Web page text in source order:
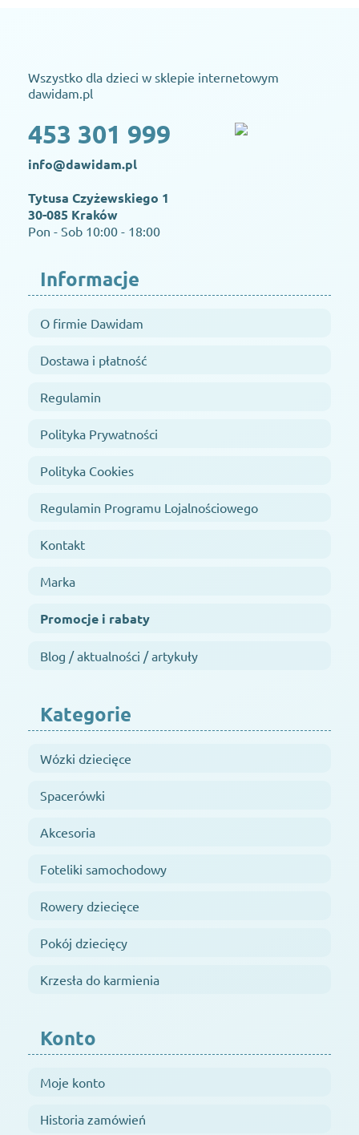
Wszystko dla dzieci w sklepie internetowym
dawidam.pl
453 301 999
info@dawidam.pl
Tytusa Czyżewskiego 1
30-085 Kraków
Pon - Sob 10:00 - 18:00
Informacje
O firmie Dawidam
Dostawa i płatność
Regulamin
Polityka Prywatności
Polityka Cookies
Regulamin Programu Lojalnościowego
Kontakt
Marka
Promocje i rabaty
Blog / aktualności / artykuły
Kategorie
Wózki dziecięce
Spacerówki
Akcesoria
Foteliki samochodowy
Rowery dziecięce
Pokój dziecięcy
Krzesła do karmienia
Konto
Moje konto
Historia zamówień